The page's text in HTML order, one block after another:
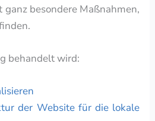
besondere Maßnahmen,
behandelt wird:
der Website für die lokale